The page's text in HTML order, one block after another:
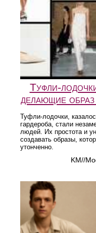
Туфли-
делающие
Туфли-лодочки,
гардероба, стали
людей. Их простота и
создавать образы,
утонченно.
KM//